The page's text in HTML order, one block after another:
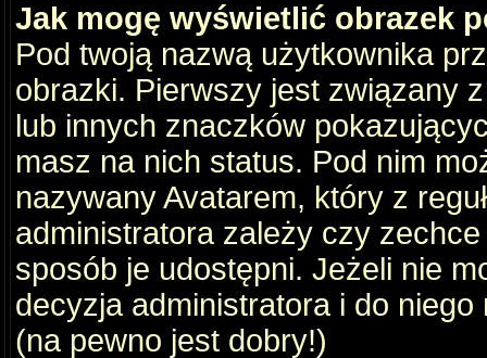
Jak mogę wyświetlić obrazek
Pod twoją nazwą użytkownika
obrazki. Pierwszy jest związany
lub innych znaczków
masz na nich status. Pod nim
nazywany Avatarem, który z
administratora zależy czy
sposób je udostępni. Jeżeli nie
decyzja administratora i do
(na pewno jest dobry!)